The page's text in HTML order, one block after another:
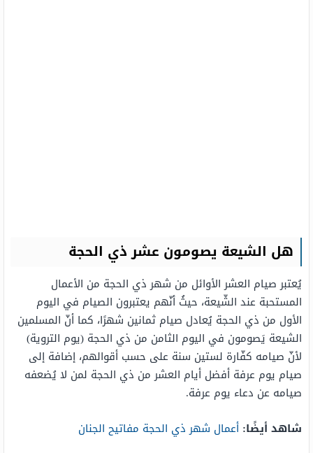
هل الشيعة يصومون عشر ذي الحجة
يُعتبر صيام العشر الأوائل من شهر ذي الحجة من الأعمال
المستحبة عند الشّيعة، حيثُ أنّهم يعتبرون الصيام في اليوم
الأول من ذي الحجة يُعادل صيام ثمانين شهرًا، كما أنّ المسلمين
الشيعة يَصومون في اليوم الثامن من ذي الحجة (يوم التروية)
لأنّ صيامه كفّارة لستين سنة على حسب أقوالهم، إضافة إلى
صيام يوم عرفة أفضل أيام العشر من ذي الحجة لمن لا يُضعفه
صيامه عن دعاء يوم عرفة.
شاهد أيضًا: أعمال شهر ذي الحجة مفاتيح الجنان